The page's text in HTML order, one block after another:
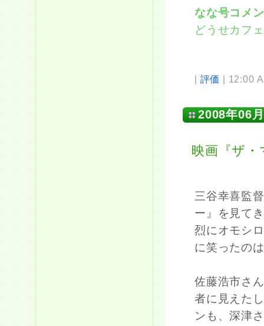
なな号コ
どうせカフ
| 評価 | 12:00
2008年06
映画『ザ
三谷幸喜監
ー』を見て
烈にオモシ
に笑ったの
佐藤浩市さ
者に見えた
ンも、深津